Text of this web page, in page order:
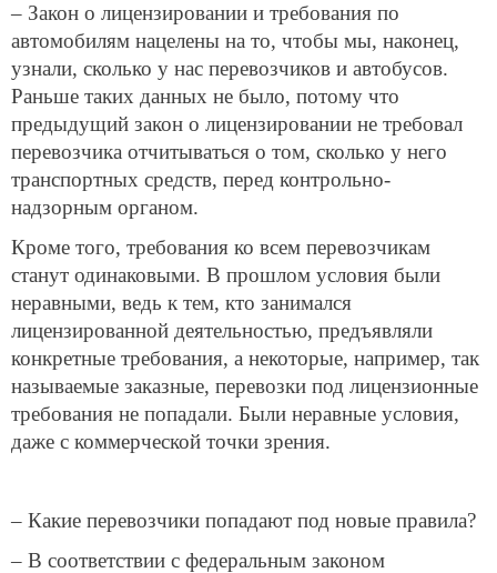
– Закон о лицензировании и требования по
автомобилям нацелены на то, чтобы мы, наконец,
узнали, сколько у нас перевозчиков и автобусов.
Раньше таких данных не было, потому что
предыдущий закон о лицензировании не требовал
перевозчика отчитываться о том, сколько у него
транспортных средств, перед контрольно-
надзорным органом.
Кроме того, требования ко всем перевозчикам
станут одинаковыми. В прошлом условия были
неравными, ведь к тем, кто занимался
лицензированной деятельностью, предъявляли
конкретные требования, а некоторые, например, так
называемые заказные, перевозки под лицензионные
требования не попадали. Были неравные условия,
даже с коммерческой точки зрения.
– Какие перевозчики попадают под новые правила?
– В соответствии с федеральным законом